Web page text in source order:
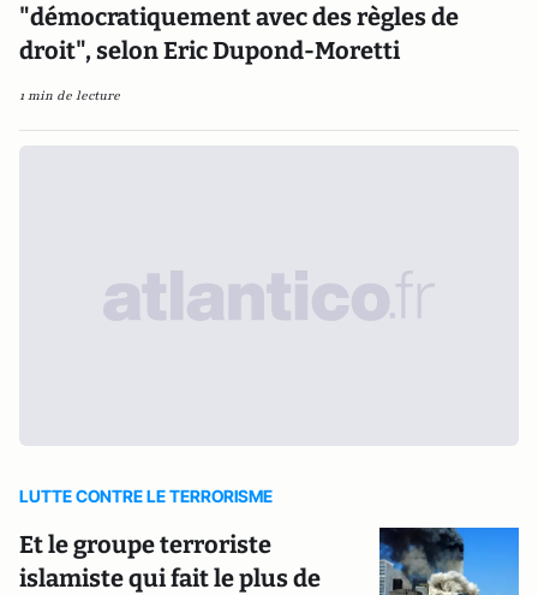
"démocratiquement avec des règles de
droit", selon Eric Dupond-Moretti
1 min de lecture
LUTTE CONTRE LE TERRORISME
Et le groupe terroriste
islamiste qui fait le plus de